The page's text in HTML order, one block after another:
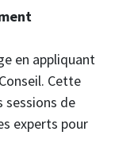
en appliquant
Cette
sessions de
experts pour